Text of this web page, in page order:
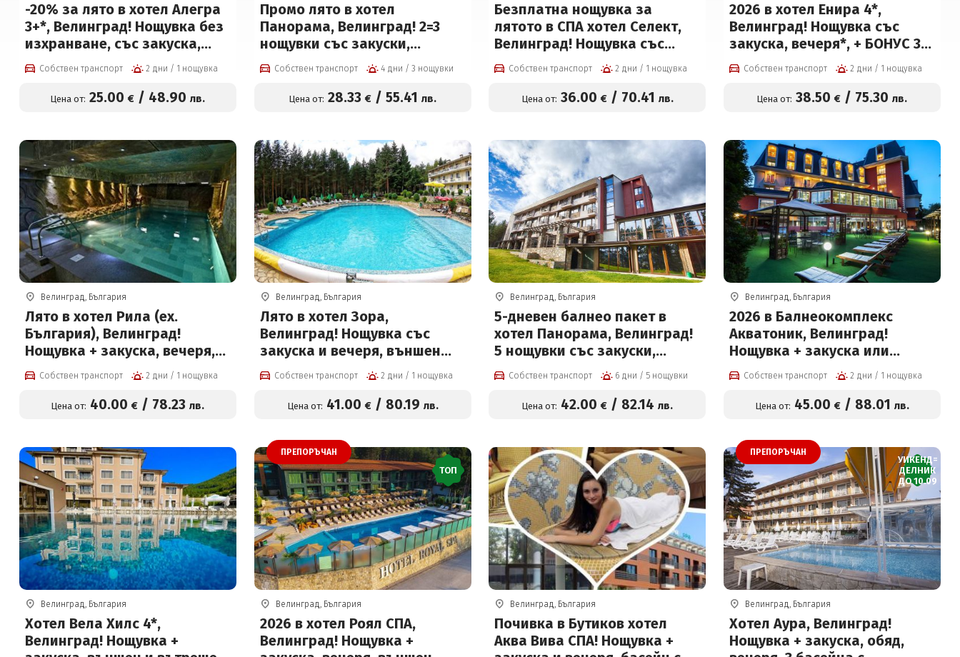
-20% за лято в хотел Алегра
3+*, Велинград! Нощувка без
изхранване, със закуска,
обяд*, вечеря*, външен и
вътрешен басейн с
минерална вода, джакузи и
Собствен транспорт 2 дни / 1 нощувка
Цена от: 25.00 € / 48.90 лв.
Промо лято в хотел
Панорама, Велинград! 2=3
нощувки със закуски,
вътрешен басейн, солна стая
и сауна за 85 евро на човек
Собствен транспорт 4 дни / 3 нощувки
Цена от: 28.33 € /55.41 лв.
Безплатна нощувка за
лятото в СПА хотел Селект,
Велинград! Нощувка със
закуска и вечеря + обяд* или
на All inclusive light,
вътрешен басейн с полу-
детски мини Аквапарк на
цени от 36 € на човек
Собствен транспорт 2 дни / 1 нощувка
Цена от: 36.00 €/ 70.41 лв.
2026 в хотел Енира 4*,
Велинград! Нощувка със
закуска, вечеря*, + БОНУС 3
процедури, 2 басейна с
минерална вода, детски
басейн, джакузи и СПА пакет
Собствен транспорт 2 дни / 1 нощувка
Цена от: 38.50 € / 75.30 лв.
Велинград, България
Лято в хотел Рила (ех.
България), Велинград!
Нощувка + закуска, вечеря,
топъл минерален басейн и
СПА пакет
Собствен транспорт 2 дни / 1 нощувка
Цена от: 40.00 € / 78.23 лв.
Велинград, България
Лято в хотел Зора,
Велинград! Нощувка със
закуска и вечеря, външен
басейн с детска част, мини
футболно и волейболно
игрище, билярд и тенис на
Собствен транспорт 2 дни / 1 нощувка
Цена от: 41.00 €/ 80.19 лв.
Велинград, България
5-дневен балнео пакет в
хотел Панорама, Велинград!
5 нощувки със закуски,
вечери, лекарски преглед, 2
физиотерапевтични
процедури на ден, басейн с
Собствен транспорт 6 дни / 5 нощувки
Цена от: 42.00 € / 82.14 лв.
Велинград, България
2026 в Балнеокомплекс
Акватоник, Велинград!
Нощувка + закуска или
закуска и вечеря, вътрешен
и външен акватоничен
басейн и Уелнес пакет на
Собствен транспорт 2 дни / 1 нощувка
Цена от: 45.00 €/ 88.01 лв.
Велинград, България
Хотел Вела Хилс 4*,
Велинград! Нощувка +
ПРЕПОРЪЧАН
ТОП
Велинград, България
2026 в хотел Роял СПА,
Велинград! Нощувка +
Велинград, България
Почивка в Бутиков хотел
Аква Вива СПА! Нощувка +
ПРЕПОРЪЧАН
УИКЕНД=
ДЕЛНИК
ДО 10.09
Велинград, България
Хотел Аура, Велинград!
Нощувка + закуска, обяд,